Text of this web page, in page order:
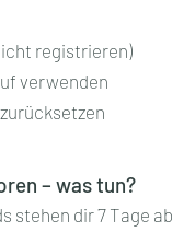
registrieren)
verwenden
– was tun?
stehen dir 7 Tage ab